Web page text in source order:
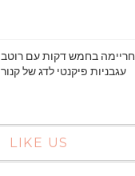
חריימה בחמש דקות עם רוטב
עגבניות פיקנטי לדג של קנור
LIKE US